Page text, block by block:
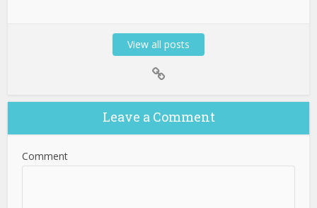
View all posts
Leave a Comment
Comment